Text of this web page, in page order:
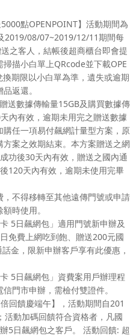
點OPENPOINT】活動期間為
2019/08/07~2019/12/11期間每
之客人，結帳後超商櫃台即會提
描小白單上QRcode並下載OPE
期限以小白單為準，遺失或逾期
返還。
送數據傳輸量15GB及購買數據傳
內有效，逾期未用完之贈送數據
任一項易付飆網計量型方案，原
案之效期結束。本方案贈送之網
功後30天內有效，贈送之國內通
120天內有效，逾期未使用完畢
不得移轉至其他遠傳門號或申請
時使用。
5日飆網包」適用門號新申辦及
免費上網吃到飽、贈送200元國
金，限新申辦客戶享有此優惠，
5日飆網包」資費案用戶辦理程
門市申辦，需檢付雙證件。
回饋慶端午】，活動期間自201
動加碼回饋符合資格者，凡國
5日飆網包之客戶。 活動回饋: 超